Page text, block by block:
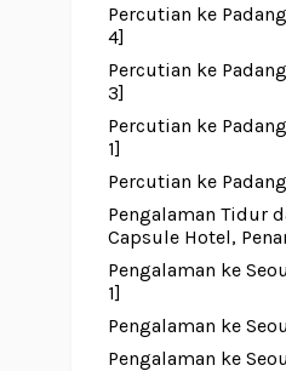
Percutian ke
4]
Percutian ke
3]
Percutian ke
1]
Percutian ke
Pengalaman Tidur
Capsule Hotel,
Pengalaman ke
1]
Pengalaman ke
Pengalaman ke